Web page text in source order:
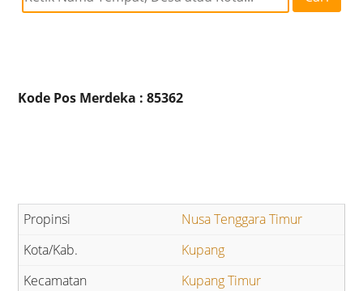
Kode Pos Merdeka : 85362
Nusa Tenggara Timur
Kupang
Kupang Timur